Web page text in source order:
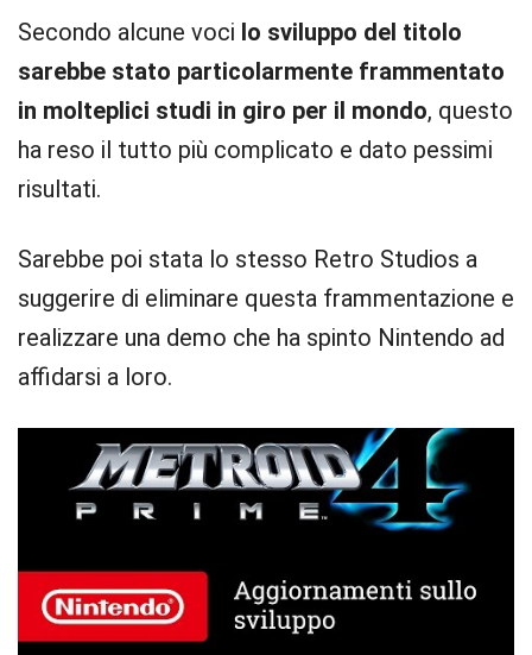
Secondo alcune voci lo sviluppo del titolo
sarebbe stato particolarmente frammentato
in molteplici studi in giro per il mondo, questo
ha reso il tutto più complicato e dato pessimi
risultati.
Sarebbe poi stata lo stesso Retro Studios a
suggerire di eliminare questa frammentazione e
realizzare una demo che ha spinto Nintendo ad
affidarsi a loro.